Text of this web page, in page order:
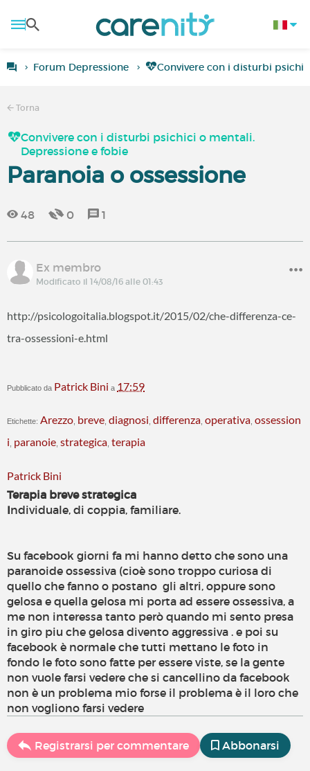
Forum Depressione Convivere con i disturbi
Torna
Convivere con i disturbi psichici o mentali.
Depressione e fobie
Paranoia o ossessione
48 0 1
Ex membro
Modificato il 14/08/16 alle 01:43
http://psicologoitalia.blogspot.it/2015/02/che-differenza-ce-
tra-ossessioni-e.html
Pubblicato da Patrick Bini a 17:59
Etichette: Arezzo breve diagnosi differenza operativa ossession
i paranoie strategica terapia
Patrick Bini
Terapia breve strategica
Individuale, di coppia, familiare.
Su facebook giorni fa mi hanno detto che sono una
paranoide ossessiva (cioè sono troppo curiosa di
quello che fanno o postano gli altri, oppure sono
gelosa e quella gelosa mi porta ad essere ossessiva, a
me non interessa tanto però quando mi sento presa
in giro piu che gelosa divento aggressiva . e poi su
facebook è normale che tutti mettano le foto in
fondo le foto sono fatte per essere viste, se la gente
non vuole farsi vedere che si cancellino da facebook
non è un problema mio forse il problema è il loro che
non vogliono farsi vedere
Registrarsi per commentare Abbonarsi